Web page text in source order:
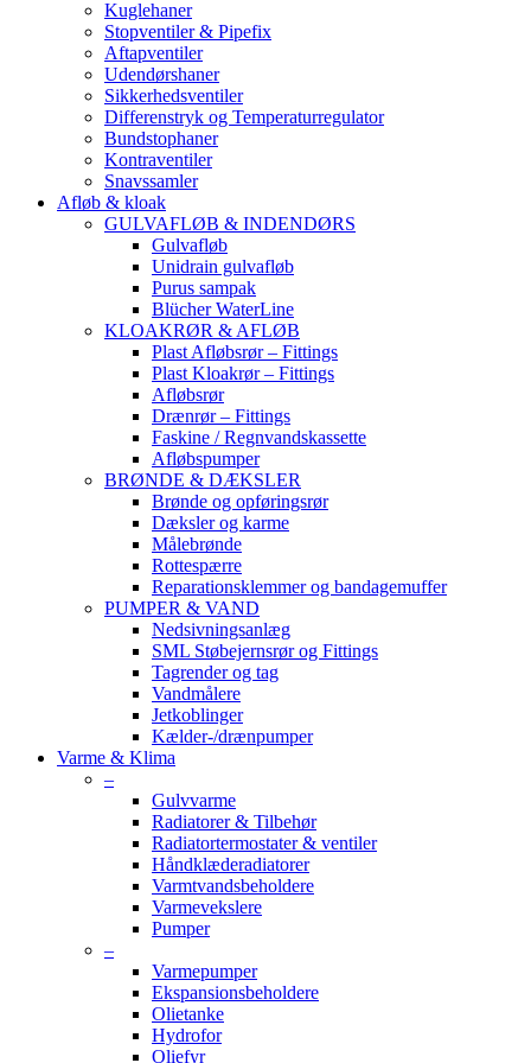
Kuglehaner
Stopventiler & Pipefix
Aftapventiler
Udendørshaner
Sikkerhedsventiler
Differenstryk og Temperaturregulator
Bundstophaner
Kontraventiler
Snavssamler
Afløb & kloak
GULVAFLØB & INDENDØRS
Gulvafløb
Unidrain gulvafløb
Purus sampak
Blücher WaterLine
KLOAKRØR & AFLØB
Plast Afløbsrør – Fittings
Plast Kloakrør – Fittings
Afløbsrør
Drænrør – Fittings
Faskine / Regnvandskassette
Afløbspumper
BRØNDE & DÆKSLER
Brønde og opføringsrør
Dæksler og karme
Målebrønde
Rottespærre
Reparationsklemmer og bandagemuffer
PUMPER & VAND
Nedsivningsanlæg
SML Støbejernsrør og Fittings
Tagrender og tag
Vandmålere
Jetkoblinger
Kælder-/drænpumper
Varme & Klima
–
Gulvvarme
Radiatorer & Tilbehør
Radiatortermostater & ventiler
Håndklæderadiatorer
Varmtvandsbeholdere
Varmevekslere
Pumper
–
Varmepumper
Ekspansionsbeholdere
Olietanke
Hydrofor
Oliefyr